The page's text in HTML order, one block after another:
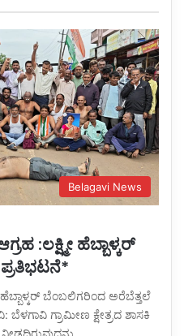
Belagavi News
:ಲಕ್ಷ್ಮೀ ಹೆಬ್ಬಾಳ್ಕರ್
ಹೆಬ್ಬಾಳ್ಕರ್ ಬೆಂಬಲಿಗರಿಂದ ಅರೆಬೆತ್ತಲೆ
ಬೆಳಗಾವಿ ಗ್ರಾಮೀಣ ಕ್ಷೇತ್ರದ ಶಾಸಕಿ